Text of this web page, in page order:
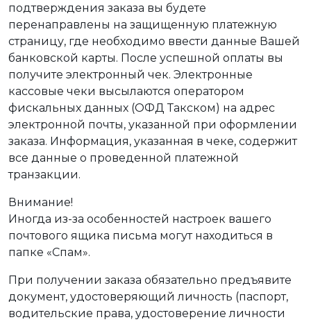
подтверждения заказа вы будете
перенаправлены на защищенную платежную
страницу, где необходимо ввести данные Вашей
банковской карты. После успешной оплаты вы
получите электронный чек. Электронные
кассовые чеки высылаются оператором
фискальных данных (ОФД Такском) на адрес
электронной почты, указанной при оформлении
заказа. Информация, указанная в чеке, содержит
все данные о проведенной платежной
транзакции.
Внимание!
Иногда из-за особенностей настроек вашего
почтового ящика письма могут находиться в
папке «Спам».
При получении заказа обязательно предъявите
документ, удостоверяющий личность (паспорт,
водительские права, удостоверение личности